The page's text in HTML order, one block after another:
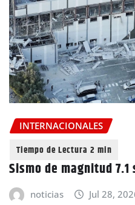
INTERNACIONALES
Sismo de magnitud
noticias Jul 28,